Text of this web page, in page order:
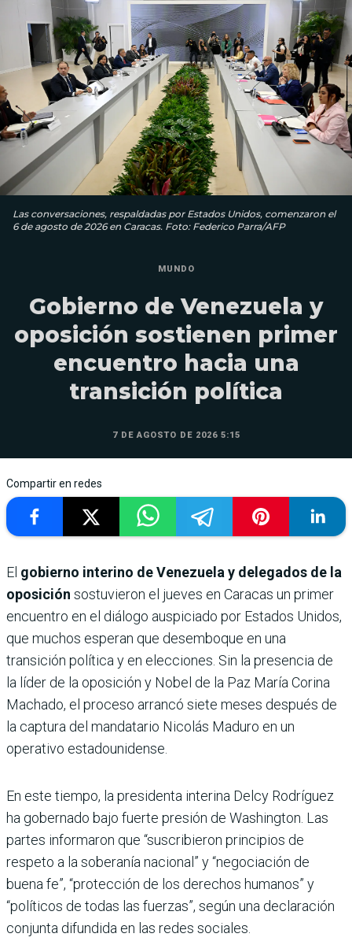
Las conversaciones, respaldadas por Estados Unidos, comenzaron el
6 de agosto de 2026 en Caracas. Foto: Federico Parra/AFP
MUNDO
Gobierno de Venezuela y
oposición sostienen primer
encuentro hacia una
transición política
7 DE AGOSTO DE 2026 5:15
Compartir en redes
El gobierno interino de Venezuela y delegados de la
oposición sostuvieron el jueves en Caracas un primer
encuentro en el diálogo auspiciado por Estados Unidos,
que muchos esperan que desemboque en una
transición política y en elecciones. Sin la presencia de
la líder de la oposición y Nobel de la Paz María Corina
Machado, el proceso arrancó siete meses después de
la captura del mandatario Nicolás Maduro en un
operativo estadounidense.
En este tiempo, la presidenta interina Delcy Rodríguez
ha gobernado bajo fuerte presión de Washington. Las
partes informaron que “suscribieron principios de
respeto a la soberanía nacional” y “negociación de
buena fe”, “protección de los derechos humanos” y
“políticos de todas las fuerzas”, según una declaración
conjunta difundida en las redes sociales.